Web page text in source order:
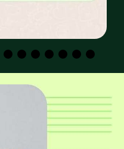
são os mesmos?
mourões
de cerca e
para